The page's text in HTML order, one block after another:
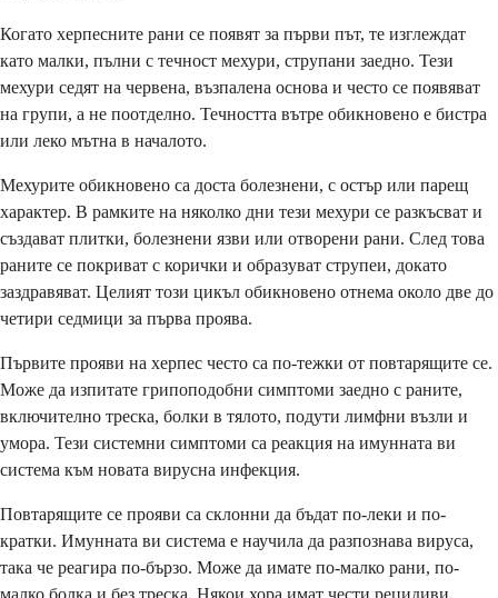
Когато херпесните рани се появят за първи път, те изглеждат
като малки, пълни с течност мехури, струпани заедно. Тези
мехури седят на червена, възпалена основа и често се появяват
на групи, а не поотделно. Течността вътре обикновено е бистра
или леко мътна в началото.
Мехурите обикновено са доста болезнени, с остър или парещ
характер. В рамките на няколко дни тези мехури се разкъсват и
създават плитки, болезнени язви или отворени рани. След това
раните се покриват с корички и образуват струпеи, докато
заздравяват. Целият този цикъл обикновено отнема около две до
четири седмици за първа проява.
Първите прояви на херпес често са по-тежки от повтарящите се.
Може да изпитате грипоподобни симптоми заедно с раните,
включително треска, болки в тялото, подути лимфни възли и
умора. Тези системни симптоми са реакция на имунната ви
система към новата вирусна инфекция.
Повтарящите се прояви са склонни да бъдат по-леки и по-
кратки. Имунната ви система е научила да разпознава вируса,
така че реагира по-бързо. Може да имате по-малко рани, по-
малко болка и без треска. Някои хора имат чести рецидиви,